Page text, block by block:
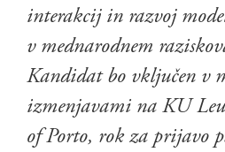
interakcij in razvoj
v mednarodnem
Kandidat bo vključen v
izmenjavami na KU
of Porto, rok za prijavo